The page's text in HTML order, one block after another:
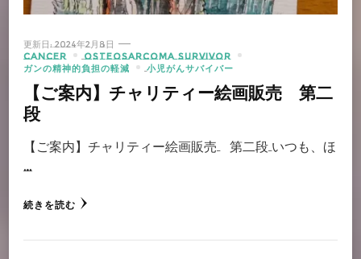
更新日:2024年2月8日
CANCER
OSTEOSARCOMA SURVIVOR
ガンの精神的負担の軽減
小児がんサバイバー
【ご案内】チャリティー絵画販売 第二
段
【ご案内】チャリティー絵画販売 第二段 いつも、ほ
…
続きを読む